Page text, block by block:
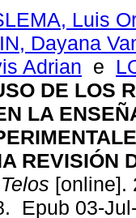
Luis
Dayana
Adrian e
DE LOS
LA
REVISIÓN
Telos [online].
Epub 03-